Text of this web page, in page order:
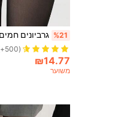
%21
(500+)
₪14.77
משוער